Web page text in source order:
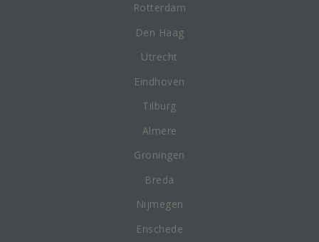
Rotterdam
Den Haag
Utrecht
Eindhoven
Tilburg
Almere
Groningen
Breda
Nijmegen
Enschede